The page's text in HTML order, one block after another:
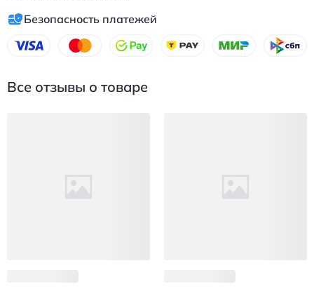
Безопасность платежей
Все отзывы о товаре